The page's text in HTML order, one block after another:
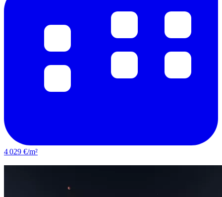
4 029 €/m²